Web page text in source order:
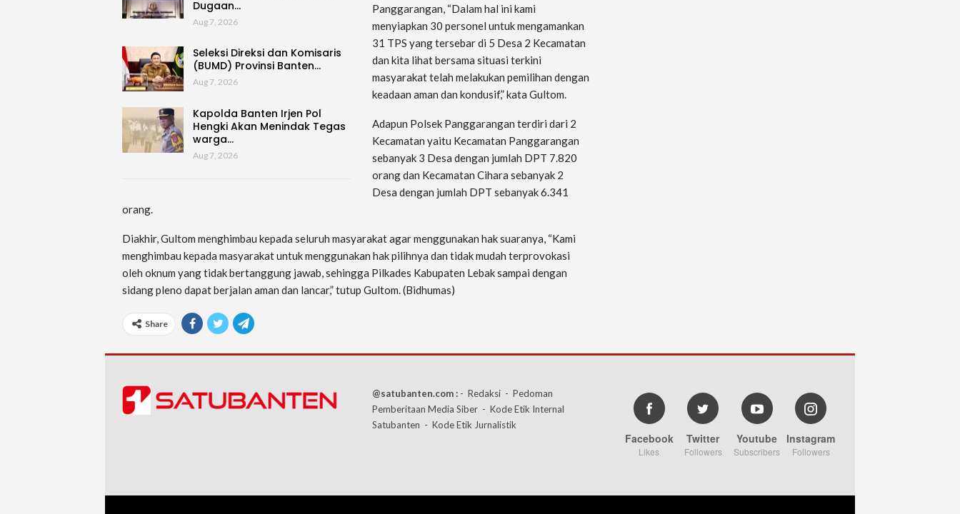
Dugaan…
Aug 7, 2026
Seleksi Direksi dan Komisaris
(BUMD) Provinsi Banten…
Aug 7, 2026
Kapolda Banten Irjen Pol
Hengki Akan Menindak Tegas
warga…
Aug 7, 2026
Panggarangan, “Dalam hal ini kami
menyiapkan 30 personel untuk mengamankan
31 TPS yang tersebar di 5 Desa 2 Kecamatan
dan kita lihat bersama situasi terkini
masyarakat telah melakukan pemilihan dengan
keadaan aman dan kondusif,” kata Gultom.
Adapun Polsek Panggarangan terdiri dari 2
Kecamatan yaitu Kecamatan Panggarangan
sebanyak 3 Desa dengan jumlah DPT 7.820
orang dan Kecamatan Cihara sebanyak 2
Desa dengan jumlah DPT sebanyak 6.341
orang.
Diakhir, Gultom menghimbau kepada seluruh masyarakat agar menggunakan hak suaranya, “Kami
menghimbau kepada masyarakat untuk menggunakan hak pilihnya dan tidak mudah terprovokasi
oleh oknum yang tidak bertanggung jawab, sehingga Pilkades Kabupaten Lebak sampai dengan
sidang pleno dapat berjalan aman dan lancar,” tutup Gultom. (Bidhumas)
Share
@satubanten.com : - Redaksi - Pedoman
Pemberitaan Media Siber - Kode Etik Internal
Satubanten - Kode Etik Jurnalistik
Facebook
Likes
Twitter
Followers
Youtube
Subscribers
Instagram
Followers